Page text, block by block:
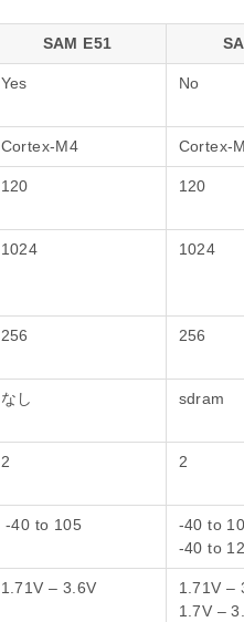
SAM E51
Yes No
Cortex-M4 Cortex-
120 120
1024 1024
256 256
なし sdram
2 2
-40 to 105
-40 to
-40 to
1.71V – 3.6V
1.71V –
1.7V –